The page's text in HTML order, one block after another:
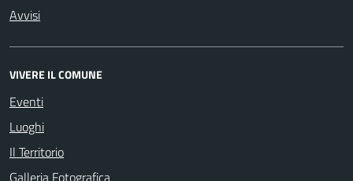
Avvisi
VIVERE IL COMUNE
Eventi
Luoghi
Il Territorio
Galleria Fotografica